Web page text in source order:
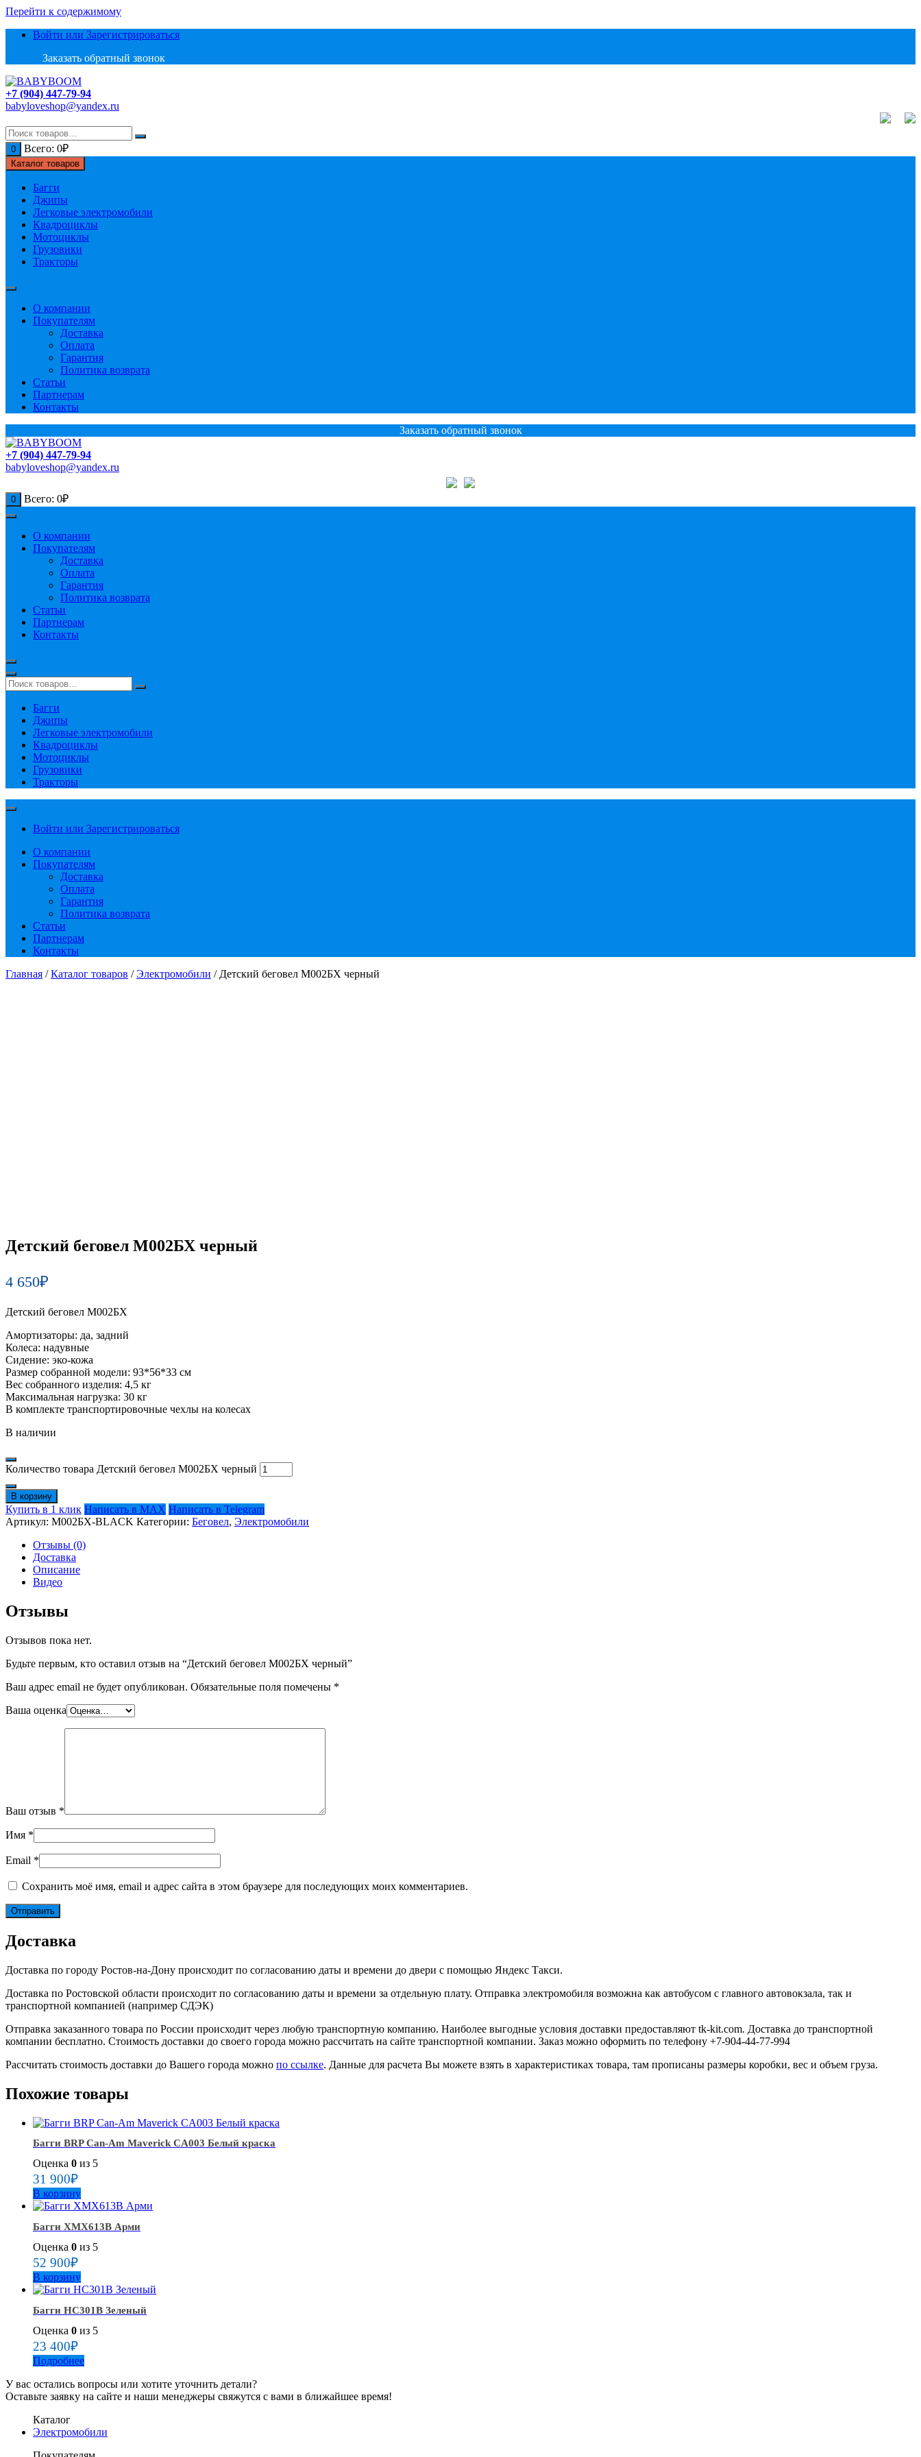
Перейти к содержимому
Войти или Зарегистрироваться
Заказать обратный звонок
+7 (904) 447-79-94
babyloveshop@yandex.ru
0 Всего: 0₽
Каталог товаров
Багги
Джипы
Легковые электромобили
Квадроциклы
Мотоциклы
Грузовики
Тракторы
О компании
Покупателям
Доставка
Оплата
Гарантия
Политика возврата
Статьи
Партнерам
Контакты
Заказать обратный звонок
+7 (904) 447-79-94
babyloveshop@yandex.ru
0 Всего: 0₽
О компании
Покупателям
Доставка
Оплата
Гарантия
Политика возврата
Статьи
Партнерам
Контакты
Багги
Джипы
Легковые электромобили
Квадроциклы
Мотоциклы
Грузовики
Тракторы
Войти или Зарегистрироваться
О компании
Покупателям
Доставка
Оплата
Гарантия
Политика возврата
Статьи
Партнерам
Контакты
Главная /Каталог товаров /Электромобили / Детский беговел М002БХ черный
Детский беговел М002БХ черный
4 650₽
Детский беговел М002БХ
Амортизаторы: да, задний
Колеса: надувные
Сидение: эко-кожа
Размер собранной модели: 93*56*33 см
Вес собранного изделия: 4,5 кг
Максимальная нагрузка: 30 кг
В комплекте транспортировочные чехлы на колесах
В наличии
Количество товара Детский беговел М002БХ черный
В корзину
Купить в 1 клик Написать в MAX Написать в Telegram
Артикул: М002БХ-BLACK Категории: Беговел, Электромобили
Отзывы (0)
Доставка
Описание
Видео
Отзывы
Отзывов пока нет.
Будьте первым, кто оставил отзыв на “Детский беговел М002БХ черный”
Ваш адрес email не будет опубликован. Обязательные поля помечены *
Ваша оценка
Ваш отзыв *
Имя *
Email *
Сохранить моё имя, email и адрес сайта в этом браузере для последующих моих комментариев.
Доставка
Доставка по городу Ростов-на-Дону происходит по согласованию даты и времени до двери с помощью Яндекс Такси.
Доставка по Ростовской области происходит по согласованию даты и времени за отдельную плату. Отправка электромобиля возможна как автобусом с главного автовокзала, так и
транспортной компанией (например СДЭК)
Отправка заказанного товара по России происходит через любую транспортную компанию. Наиболее выгодные условия доставки предоставляют tk-kit.com. Доставка до транспортной
компании бесплатно. Стоимость доставки до своего города можно рассчитать на сайте транспортной компании. Заказ можно оформить по телефону +7-904-44-77-994
Рассчитать стоимость доставки до Вашего города можно по ссылке. Данные для расчета Вы можете взять в характеристиках товара, там прописаны размеры коробки, вес и объем груза.
Похожие товары
Багги BRP Can-Am Maverick CA003 Белый краска
Оценка 0 из 5
31 900₽
В корзину
Багги ХМХ613В Арми
Оценка 0 из 5
52 900₽
В корзину
Багги HC301B Зеленый
Оценка 0 из 5
23 400₽
Подробнее
У вас остались вопросы или хотите уточнить детали?
Оставьте заявку на сайте и наши менеджеры свяжутся с вами в ближайшее время!
Каталог
Электромобили